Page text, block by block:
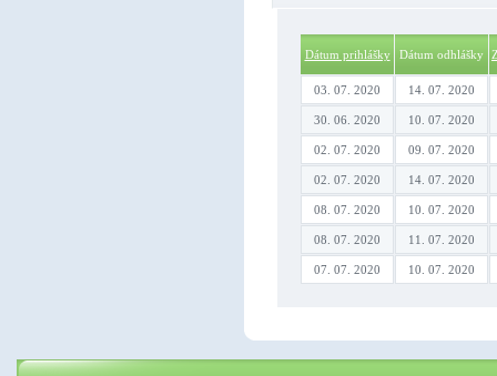
Dátum prihlášky Dátum odhlášky
03. 07. 2020 14. 07. 2020
30. 06. 2020 10. 07. 2020
02. 07. 2020 09. 07. 2020
02. 07. 2020 14. 07. 2020
08. 07. 2020 10. 07. 2020
08. 07. 2020 11. 07. 2020
07. 07. 2020 10. 07. 2020